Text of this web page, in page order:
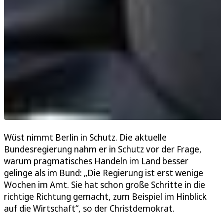
Wüst nimmt Berlin in Schutz. Die aktuelle
Bundesregierung nahm er in Schutz vor der Frage,
warum pragmatisches Handeln im Land besser
gelinge als im Bund: „Die Regierung ist erst wenige
Wochen im Amt. Sie hat schon große Schritte in die
richtige Richtung gemacht, zum Beispiel im Hinblick
auf die Wirtschaft“, so der Christdemokrat.